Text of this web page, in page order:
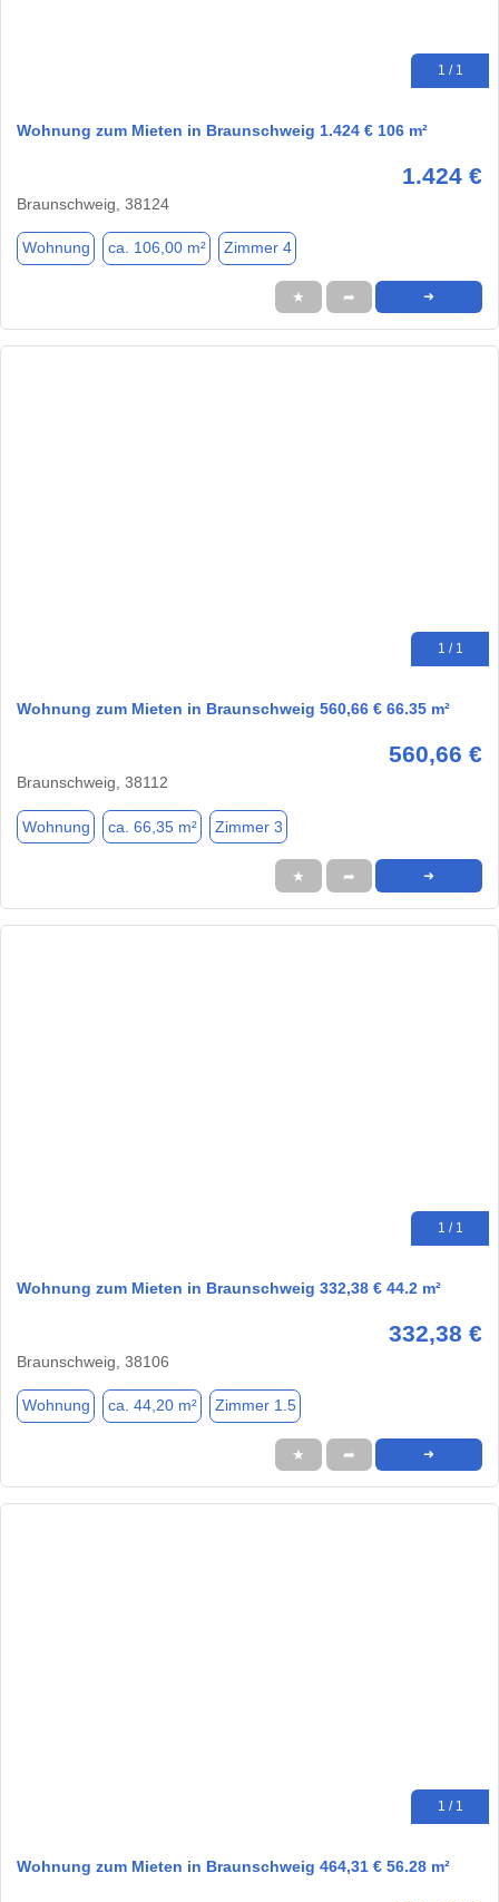
1 / 1
Wohnung zum Mieten in Braunschweig 1.424 € 106 m²
1.424 €
Braunschweig, 38124
Wohnung ca. 106,00 m² Zimmer 4
★ ➦ ➜
1 / 1
Wohnung zum Mieten in Braunschweig 560,66 € 66.35 m²
560,66 €
Braunschweig, 38112
Wohnung ca. 66,35 m² Zimmer 3
★ ➦ ➜
1 / 1
Wohnung zum Mieten in Braunschweig 332,38 € 44.2 m²
332,38 €
Braunschweig, 38106
Wohnung ca. 44,20 m² Zimmer 1.5
★ ➦ ➜
1 / 1
Wohnung zum Mieten in Braunschweig 464,31 € 56.28 m²